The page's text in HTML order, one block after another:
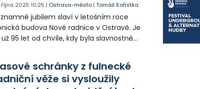
října 2025 10:25 | Ostrava-město |Tomáš Kořistka
jubilem slaví v letošním roce
budova Nové radnice v Ostravě. Je
95 let od chvíle, kdy byla slavnostně
na den, kdy si naše země
vznik samostatné
republiky. I v tomto
schránky z fulnecké
věže si vysloužily